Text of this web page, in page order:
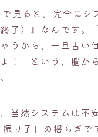
見ると、完全に
了）』なんです。
うから、一旦古い
！」という、脳か
当然システムは不
り子」の揺らぎで